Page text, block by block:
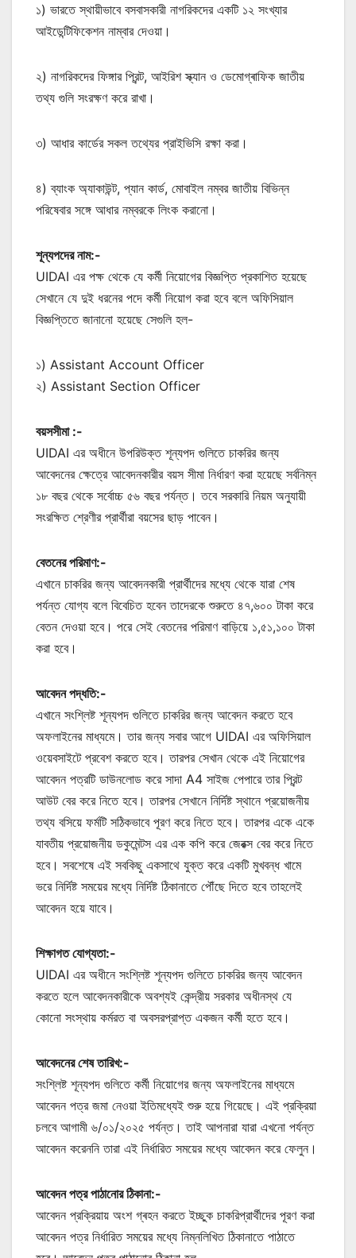
১) ভারতে স্থায়ীভাবে বসবাসকারী নাগরিকদের একটি ১২ সংখ্যার
আইডেন্টিফিকেশন নাম্বার দেওয়া।
২) নাগরিকদের ফিঙ্গার প্রিন্ট, আইরিশ স্ক্যান ও ডেমোগ্ৰাফিক জাতীয়
তথ্য গুলি সংরক্ষণ করে রাখা।
৩) আধার কার্ডের সকল তথ্যের প্রাইভিসি রক্ষা করা।
৪) ব্যাংক অ্যাকাউন্ট, প্যান কার্ড, মোবাইল নম্বর জাতীয় বিভিন্ন
পরিষেবার সঙ্গে আধার নম্বরকে লিংক করানো।
শূন্যপদের নাম:-
UIDAI এর পক্ষ থেকে যে কর্মী নিয়োগের বিজ্ঞপ্তি প্রকাশিত হয়েছে
সেখানে যে দুই ধরনের পদে কর্মী নিয়োগ করা হবে বলে অফিসিয়াল
বিজ্ঞপ্তিতে জানানো হয়েছে সেগুলি হল-
১) Assistant Account Officer
২) Assistant Section Officer
বয়সসীমা :-
UIDAI এর অধীনে উপরিউক্ত শূন্যপদ গুলিতে চাকরির জন্য
আবেদনের ক্ষেত্রে আবেদনকারীর বয়স সীমা নির্ধারণ করা হয়েছে সর্বনিম্ন
১৮ বছর থেকে সর্বোচ্চ ৫৬ বছর পর্যন্ত। তবে সরকারি নিয়ম অনুযায়ী
সংরক্ষিত শ্রেণীর প্রার্থীরা বয়সের ছাড় পাবেন।
বেতনের পরিমাণ:-
এখানে চাকরির জন্য আবেদনকারী প্রার্থীদের মধ্যে থেকে যারা শেষ
পর্যন্ত যোগ্য বলে বিবেচিত হবেন তাদেরকে শুরুতে ৪৭,৬০০ টাকা করে
বেতন দেওয়া হবে। পরে সেই বেতনের পরিমাণ বাড়িয়ে ১,৫১,১০০ টাকা
করা হবে।
আবেদন পদ্ধতি:-
এখানে সংশ্লিষ্ট শূন্যপদ গুলিতে চাকরির জন্য আবেদন করতে হবে
অফলাইনের মাধ্যমে। তার জন্য সবার আগে UIDAI এর অফিসিয়াল
ওয়েবসাইটে প্রবেশ করতে হবে। তারপর সেখান থেকে এই নিয়োগের
আবেদন পত্রটি ডাউনলোড করে সাদা A4 সাইজ পেপারে তার প্রিন্ট
আউট বের করে নিতে হবে। তারপর সেখানে নির্দিষ্ট স্থানে প্রয়োজনীয়
তথ্য বসিয়ে ফর্মটি সঠিকভাবে পূরণ করে নিতে হবে। তারপর একে একে
যাবতীয় প্রয়োজনীয় ডকুমেন্টস এর এক কপি করে জেরক্স বের করে নিতে
হবে। সবশেষে এই সবকিছু একসাথে যুক্ত করে একটি মুখবন্ধ খামে
ভরে নির্দিষ্ট সময়ের মধ্যে নির্দিষ্ট ঠিকানাতে পৌঁছে দিতে হবে তাহলেই
আবেদন হয়ে যাবে।
শিক্ষাগত যোগ্যতা:-
UIDAI এর অধীনে সংশ্লিষ্ট শূন্যপদ গুলিতে চাকরির জন্য আবেদন
করতে হলে আবেদনকারীকে অবশ্যই কেন্দ্রীয় সরকার অধীনস্থ যে
কোনো সংস্থায় কর্মরত বা অবসরপ্রাপ্ত একজন কর্মী হতে হবে।
আবেদনের শেষ তারিখ:-
সংশ্লিষ্ট শূন্যপদ গুলিতে কর্মী নিয়োগের জন্য অফলাইনের মাধ্যমে
আবেদন পত্র জমা নেওয়া ইতিমধ্যেই শুরু হয়ে গিয়েছে। এই প্রক্রিয়া
চলবে আগামী ৬/০১/২০২৫ পর্যন্ত। তাই আপনারা যারা এখনো পর্যন্ত
আবেদন করেননি তারা এই নির্ধারিত সময়ের মধ্যে আবেদন করে ফেলুন।
আবেদন পত্র পাঠানোর ঠিকানা:-
আবেদন প্রক্রিয়ায় অংশ গ্ৰহন করতে ইচ্ছুক চাকরিপ্রার্থীদের পূরণ করা
আবেদন পত্র নির্ধারিত সময়ের মধ্যে নিম্নলিখিত ঠিকানাতে পাঠাতে